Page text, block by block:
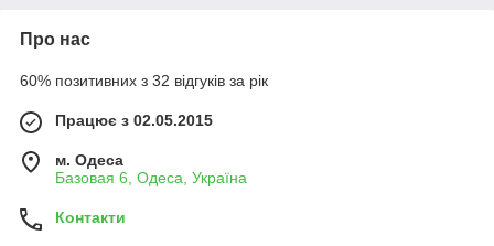
Про нас
60% позитивних з 32 відгуків за рік
Працює з 02.05.2015
м. Одеса
Базовая 6, Одеса, Україна
Контакти